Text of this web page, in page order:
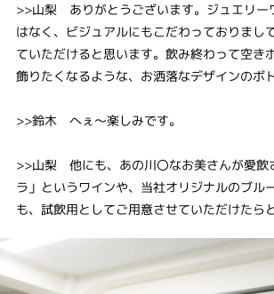
>>山梨 ありがとうございます。ジュエリー
はなく、ビジュアルにもこだわっておりまし
ていただけると思います。飲み終わって空き
飾りたくなるような、お洒落なデザインのボ
>>鈴木 へぇ～楽しみです。
>>山梨 他にも、あの川〇なお美さんが愛飲
ラ」というワインや、当社オリジナルのブル
も、試飲用としてご用意させていただけたら